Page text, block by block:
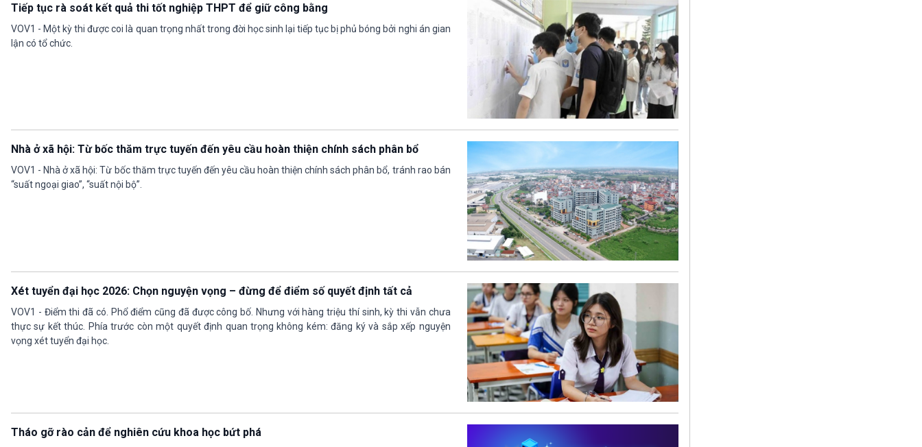
Tiếp tục rà soát kết quả thi tốt nghiệp THPT để giữ công bằng
VOV1 - Một kỳ thi được coi là quan trọng nhất trong đời học sinh lại tiếp tục bị phủ bóng bởi nghi án gian
lận có tổ chức.
Nhà ở xã hội: Từ bốc thăm trực tuyến đến yêu cầu hoàn thiện chính sách phân bổ
VOV1 - Nhà ở xã hội: Từ bốc thăm trực tuyến đến yêu cầu hoàn thiện chính sách phân bổ, tránh rao bán
“suất ngoại giao”, “suất nội bộ”.
Xét tuyển đại học 2026: Chọn nguyện vọng – đừng để điểm số quyết định tất cả
VOV1 - Điểm thi đã có. Phổ điểm cũng đã được công bố. Nhưng với hàng triệu thí sinh, kỳ thi vẫn chưa
thực sự kết thúc. Phía trước còn một quyết định quan trọng không kém: đăng ký và sắp xếp nguyện
vọng xét tuyển đại học.
Tháo gỡ rào cản để nghiên cứu khoa học bứt phá